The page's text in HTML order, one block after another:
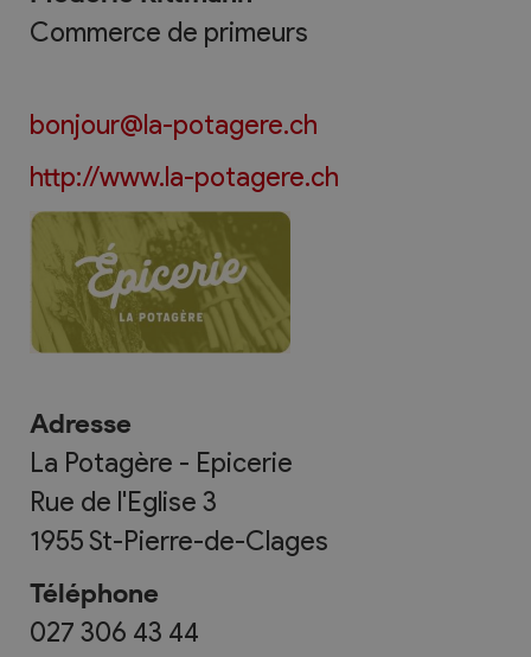
Commerce de primeurs
bonjour@la-potagere.ch
http://www.la-potagere.ch
Adresse
La Potagère - Epicerie
Rue de l'Eglise 3
1955St-Pierre-de-Clages
Téléphone
027 306 43 44